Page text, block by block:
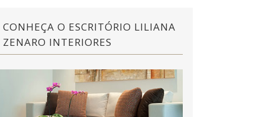
CONHEÇA O ESCRITÓRIO LILIANA
ZENARO INTERIORES